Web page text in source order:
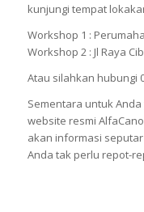
kunjungi tempat
Workshop 1 :
Workshop 2 : Jl Raya
Atau silahkan hubungi
Sementara untuk
website resmi
akan informasi
Anda tak perlu repot-